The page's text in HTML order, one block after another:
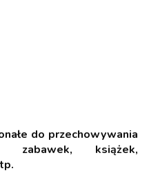
do przechowywania
zabawek, książek,